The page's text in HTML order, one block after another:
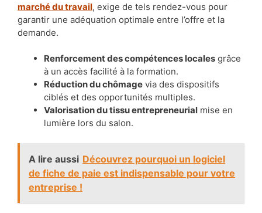
marché du travail, exige de tels rendez-vous pour
garantir une adéquation optimale entre l’offre et la
demande.
Renforcement des compétences locales grâce
à un accès facilité à la formation.
Réduction du chômage via des dispositifs
ciblés et des opportunités multiples.
Valorisation du tissu entrepreneurial mise en
lumière lors du salon.
A lire aussi Découvrez pourquoi un logiciel
de fiche de paie est indispensable pour votre
entreprise !